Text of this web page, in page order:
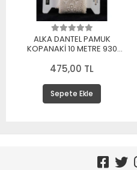
ALKA DANTEL PAMUK
KOPANAKİ 10 METRE 930
475,00 TL
Sepete Ekle